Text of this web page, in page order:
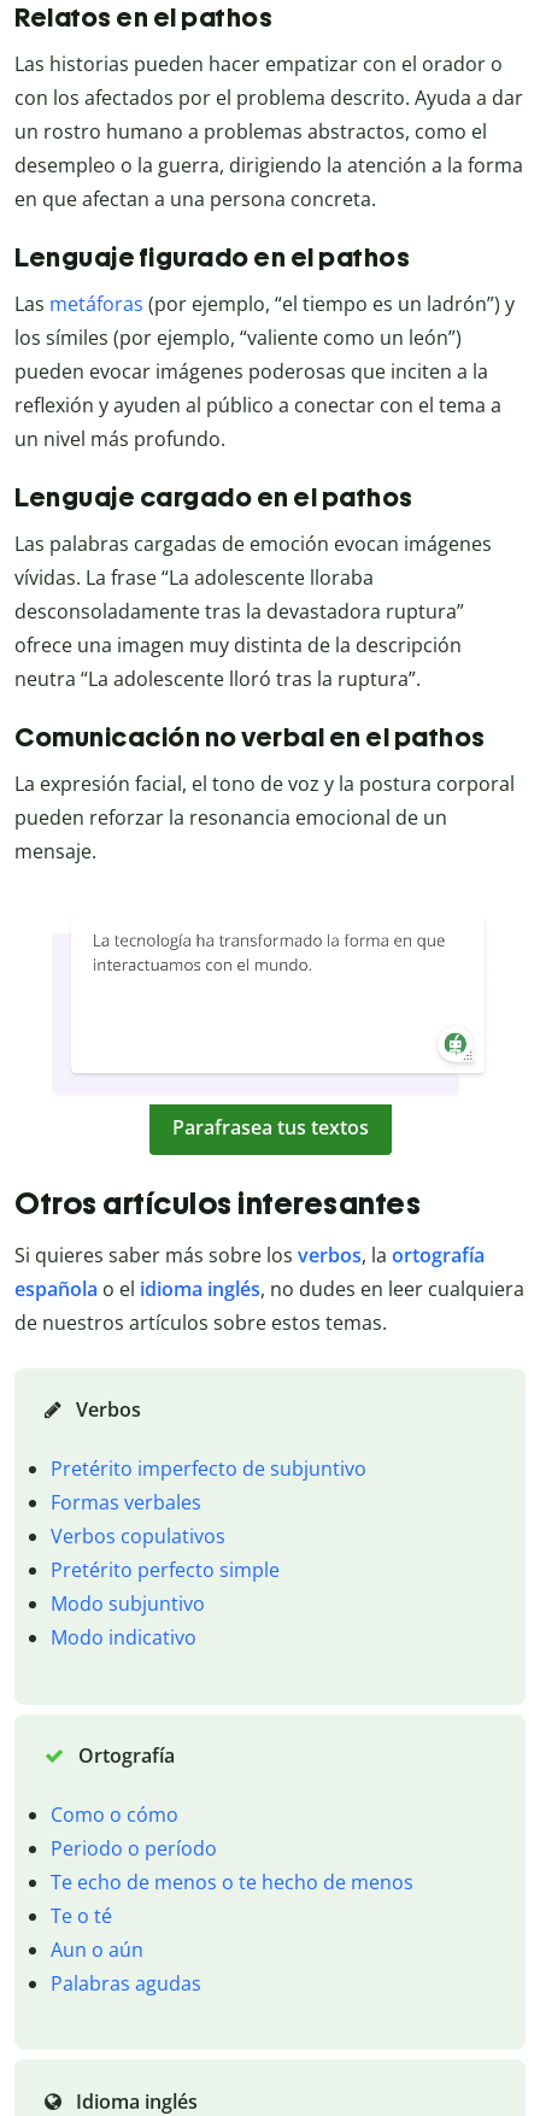
Relatos en el pathos
Las historias pueden hacer empatizar con el orador o
con los afectados por el problema descrito. Ayuda a dar
un rostro humano a problemas abstractos, como el
desempleo o la guerra, dirigiendo la atención a la forma
en que afectan a una persona concreta.
Lenguaje figurado en el pathos
Las metáforas (por ejemplo, “el tiempo es un ladrón”) y
los símiles (por ejemplo, “valiente como un león”)
pueden evocar imágenes poderosas que inciten a la
reflexión y ayuden al público a conectar con el tema a
un nivel más profundo.
Lenguaje cargado en el pathos
Las palabras cargadas de emoción evocan imágenes
vívidas. La frase “La adolescente lloraba
desconsoladamente tras la devastadora ruptura”
ofrece una imagen muy distinta de la descripción
neutra “La adolescente lloró tras la ruptura”.
Comunicación no verbal en el pathos
La expresión facial, el tono de voz y la postura corporal
pueden reforzar la resonancia emocional de un
mensaje.
Parafrasea tus textos
Otros artículos interesantes
Si quieres saber más sobre los verbos, la ortografía
española o el idioma inglés, no dudes en leer cualquiera
de nuestros artículos sobre estos temas.
Verbos
Pretérito imperfecto de subjuntivo
Formas verbales
Verbos copulativos
Pretérito perfecto simple
Modo subjuntivo
Modo indicativo
Ortografía
Como o cómo
Periodo o período
Te echo de menos o te hecho de menos
Te o té
Aun o aún
Palabras agudas
Idioma inglés